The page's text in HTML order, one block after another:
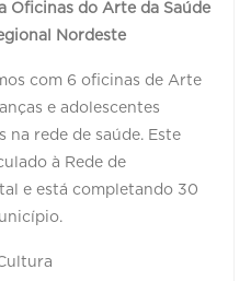
Oficinas do Arte da Saúde
Nordeste
com 6 oficinas de Arte
e adolescentes
na rede de saúde. Este
à Rede de
e está completando 30